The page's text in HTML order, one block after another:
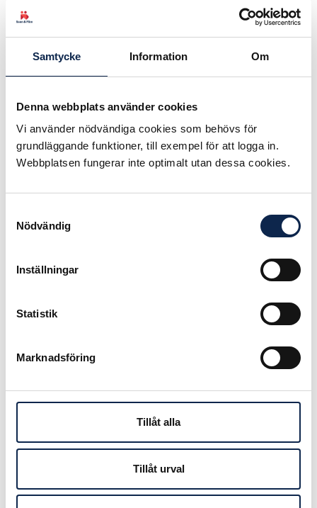
Samtycke Information Om
Denna webbplats använder cookies
Vi använder nödvändiga cookies som behövs för
grundläggande funktioner, till exempel för att logga in.
Webbplatsen fungerar inte optimalt utan dessa cookies.
Nödvändig
Inställningar
Statistik
Marknadsföring
Tillåt alla
Tillåt urval
Under mötet lyfte hon bland annat
ett antal riskfaktorer: otrygga
anställningar, stark makthierarki,
”utom synhåll”, till exempel turnéer
eller filminspelningar.
Sonja Schwarzenberger redogjorde
även för vad hon anser behövs för
vem man kan vända sig till och vad
personer och hålls levande. Unga
enstaka utbildningsdagar
utredande.
Uppdaterar sig, ser över rutiner –
anmäla trakasserier
5. Tryggare anställningsvillkor.
6. Kulturförändring.